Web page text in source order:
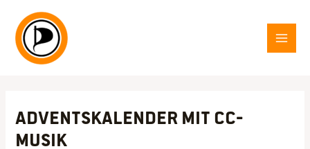
Inhalt
springen
Adventskalender mit CC-
Musik